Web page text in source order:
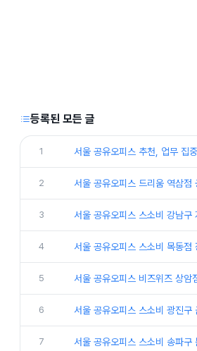
등록된 모든 글
1 서울 공유오피스 추천, 업무 집
2 서울 공유오피스 드리움 역삼점
3 서울 공유오피스 스소비 강남구
4 서울 공유오피스 스소비 목동점
5 서울 공유오피스 비즈위즈 상암
6 서울 공유오피스 스소비 광진구
7 서울 공유오피스 스소비 송파구